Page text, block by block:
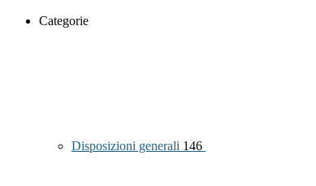
Categorie
Disposizioni generali 146